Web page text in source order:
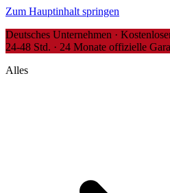
Zum Hauptinhalt springen
Deutsches Unternehmen ·
24-48 Std. · 24 Monate offizielle
Alles